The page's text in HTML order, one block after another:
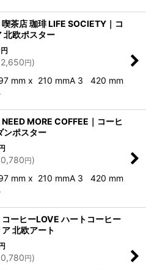
茶店 珈琲 LIFE SOCIETY｜コ
北欧ポスター
円
円)
mm x 210 mmA 3 420 mm
MORE COFFEE｜コーヒ
ンポスター
円)
mm x 210 mmA 3 420 mm
ーヒーLOVE ハートコーヒー
北欧アート
円)